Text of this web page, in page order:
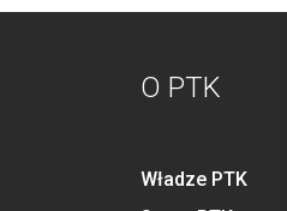
O PTK
Władze PTK